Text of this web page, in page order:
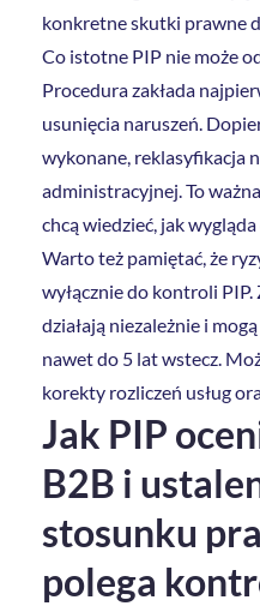
konkretne skutki prawne
Co istotne PIP nie może
Procedura zakłada
usunięcia naruszeń.
wykonane, reklasyfikacja
administracyjnej. To
chcą wiedzieć, jak wygląda
Warto też pamiętać, że
wyłącznie do kontroli
działają niezależnie i
nawet do 5 lat wstecz.
korekty rozliczeń usług
Jak PIP
B2B i
stosunku
polega